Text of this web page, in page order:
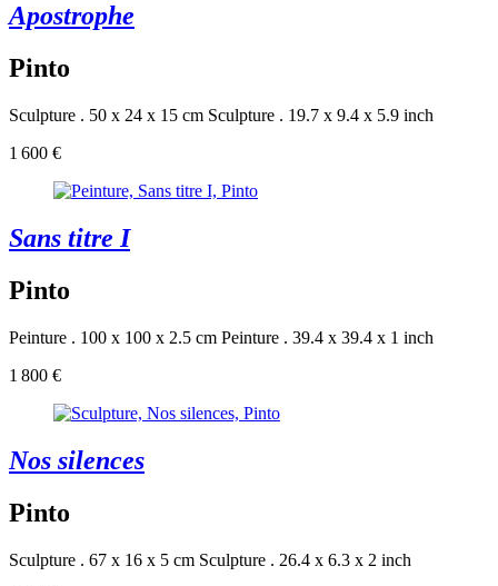
Apostrophe
Pinto
Sculpture . 50 x 24 x 15 cm Sculpture . 19.7 x 9.4 x 5.9 inch
1 600 €
Sans titre I
Pinto
Peinture . 100 x 100 x 2.5 cm Peinture . 39.4 x 39.4 x 1 inch
1 800 €
Nos silences
Pinto
Sculpture . 67 x 16 x 5 cm Sculpture . 26.4 x 6.3 x 2 inch